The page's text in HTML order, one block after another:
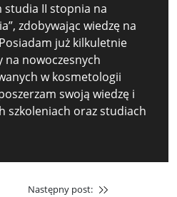
studia II stopnia na
zdobywając wiedzę na
już kilkuletnie
na nowoczesnych
w kosmetologii
swoją wiedzę i
szkoleniach oraz studiach
Następny post: